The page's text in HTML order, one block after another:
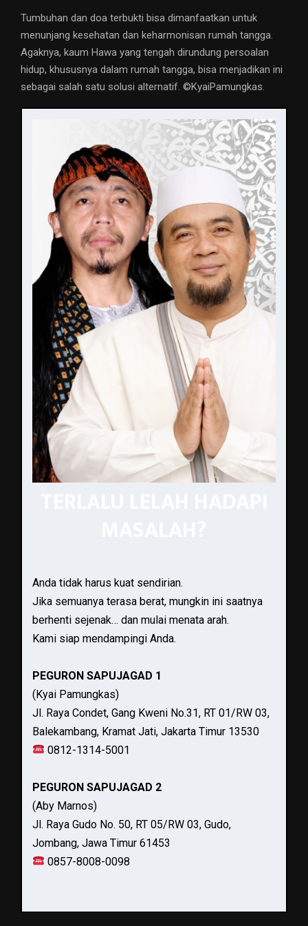
Tumbuhan dan doa terbukti bisa dimanfaatkan untuk
menunjang kesehatan dan keharmonisan rumah tangga.
Agaknya, kaum Hawa yang tengah dirundung persoalan
hidup, khususnya dalam rumah tangga, bisa menjadikan ini
sebagai salah satu solusi alternatif. ©️KyaiPamungkas.
Anda tidak harus kuat sendirian.
Jika semuanya terasa berat, mungkin ini saatnya
berhenti sejenak… dan mulai menata arah.
Kami siap mendampingi Anda.
PEGURON SAPUJAGAD 1
(Kyai Pamungkas)
Jl. Raya Condet, Gang Kweni No.31, RT 01/RW 03,
Balekambang, Kramat Jati, Jakarta Timur 13530
0812-1314-5001
PEGURON SAPUJAGAD 2
(Aby Marnos)
Jl. Raya Gudo No. 50, RT 05/RW 03, Gudo,
Jombang, Jawa Timur 61453
0857-8008-0098